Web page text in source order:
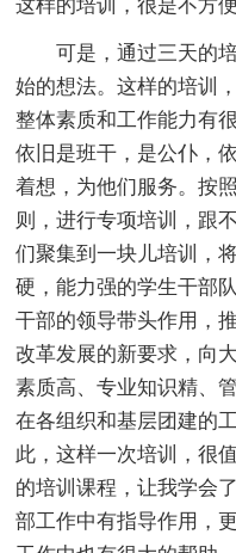
这样的培训，很是不方便
可是，通过三天的
始的想法。这样的培训
整体素质和工作能力有
依旧是班干，是公仆，
着想，为他们服务。按
则，进行专项培训，跟
们聚集到一块儿培训，
硬，能力强的学生干部
干部的领导带头作用，
改革发展的新要求，向
素质高、专业知识精、
在各组织和基层团建的
此，这样一次培训，很
的培训课程，让我学会
部工作中有指导作用，